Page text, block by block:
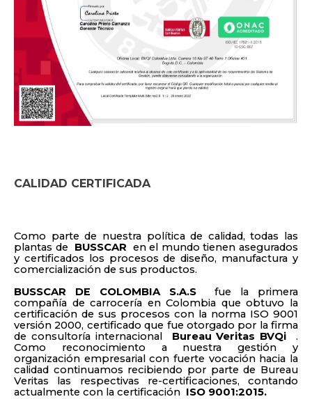
CALIDAD CERTIFICADA
Como parte de nuestra política de calidad, todas las
plantas de
BUSSCAR en el mundo tienen asegurados
y certificados los procesos de diseño, manufactura y
comercialización de sus productos.
BUSSCAR DE COLOMBIA S.A.S fue la primera
compañía de carrocería en Colombia que obtuvo la
certificación de sus procesos con la norma ISO 9001
versión 2000, certificado que fue otorgado por la firma
de consultoría internacional
Bureau Veritas BVQi
.
Como reconocimiento a nuestra gestión y
organización empresarial con fuerte vocación hacia la
calidad continuamos recibiendo por parte de Bureau
Veritas las respectivas re-certificaciones, contando
actualmente con la certificación ISO 9001:2015.